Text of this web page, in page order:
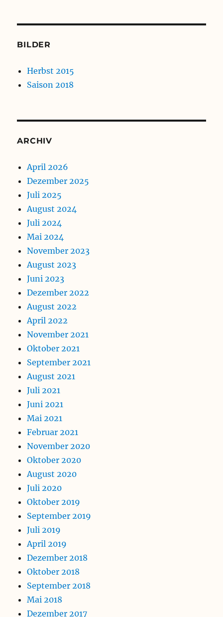
BILDER
Herbst 2015
Saison 2018
ARCHIV
April 2026
Dezember 2025
Juli 2025
August 2024
Juli 2024
Mai 2024
November 2023
August 2023
Juni 2023
Dezember 2022
August 2022
April 2022
November 2021
Oktober 2021
September 2021
August 2021
Juli 2021
Juni 2021
Mai 2021
Februar 2021
November 2020
Oktober 2020
August 2020
Juli 2020
Oktober 2019
September 2019
Juli 2019
April 2019
Dezember 2018
Oktober 2018
September 2018
Mai 2018
Dezember 2017